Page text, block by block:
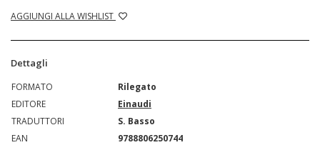
AGGIUNGI ALLA WISHLIST
Dettagli
FORMATO
Rilegato
EDITORE
Einaudi
TRADUTTORI
S. Basso
EAN
9788806250744